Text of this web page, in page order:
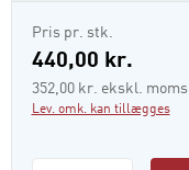
e-bog
i-bog
Pris pr. stk.
440,00 kr.
352,00 kr. ekskl. moms
Lev. omk. kan tillægges